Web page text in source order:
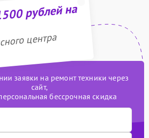
рублей на
центра
заявки на ремонт техники через
сайт,
бессрочная скидка